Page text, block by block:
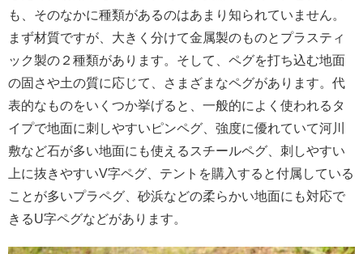
も、そのなかに種類があるのはあまり知られていません。
まず材質ですが、大きく分けて金属製のものとプラスティ
ック製の２種類があります。そして、ペグを打ち込む地面
の固さや土の質に応じて、さまざまなペグがあります。代
表的なものをいくつか挙げると、一般的によく使われるタ
イプで地面に刺しやすいピンペグ、強度に優れていて河川
敷など石が多い地面にも使えるスチールペグ、刺しやすい
上に抜きやすいV字ペグ、テントを購入すると付属している
ことが多いプラペグ、砂浜などの柔らかい地面にも対応で
きるU字ペグなどがあります。